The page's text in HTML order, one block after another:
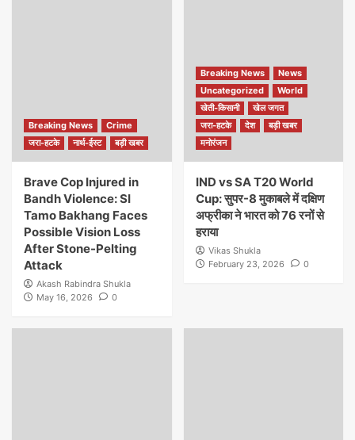
Breaking News
Crime
जरा-हटके
नार्थ-ईस्ट बड़ी खबर
Brave Cop Injured in
Bandh Violence: SI
Tamo Bakhang Faces
Possible Vision Loss
After Stone-Pelting
Attack
Akash Rabindra Shukla
May 16, 2026
0
Breaking News
News
Uncategorized
World
खेती-किसानी
खेल जगत
जरा-हटके
देश
बड़ी खबर
मनोरंजन
IND vs SA T20 World
Cup: सुपर-8 मुकाबले में दक्षिण
अफ्रीका ने भारत को 76 रनों से
हराया
Vikas Shukla
February 23, 2026
0